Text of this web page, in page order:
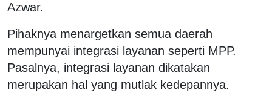
Azwar.
Pihaknya menargetkan semua daerah
mempunyai integrasi layanan seperti MPP.
Pasalnya, integrasi layanan dikatakan
merupakan hal yang mutlak kedepannya.